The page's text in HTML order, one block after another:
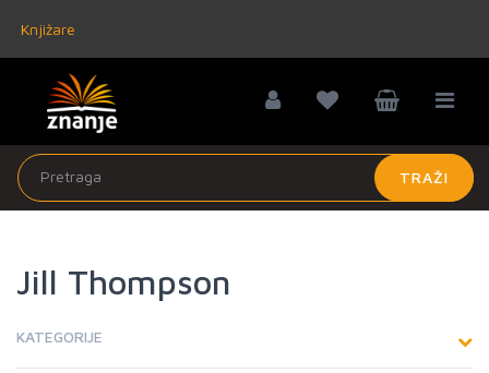
Knjižare
TRAŽI
Jill Thompson
KATEGORIJE